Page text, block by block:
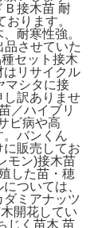
接木苗 耐
ります。
耐寒性強。
させていた
セット接木
はリサイクル
マシタに接
し訳ありませ
／ハイブリ
ビ病や高
。バンくん
に販売してお
モン)接木苗
した苗・穂
ついては、
ミアナッツ
開花してい
じく苗木 苗